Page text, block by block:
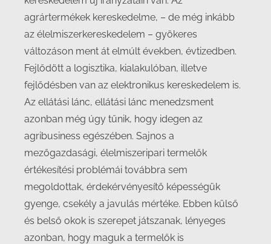
agrártermékek kereskedelme, – de még inkább
az élelmiszerkereskedelem – gyökeres
változáson ment át elmúlt években, évtizedben.
Fejlődött a logisztika, kialakulóban, illetve
fejlődésben van az elektronikus kereskedelem is.
Az ellátási lánc, ellátási lánc menedzsment
azonban még úgy tűnik, hogy idegen az
agribusiness egészében. Sajnos a
mezőgazdasági, élelmiszeripari termelők
értékesítési problémái továbbra sem
megoldottak, érdekérvényesítő képességük
gyenge, csekély a javulás mértéke. Ebben külső
és belső okok is szerepet játszanak, lényeges
azonban, hogy maguk a termelők is